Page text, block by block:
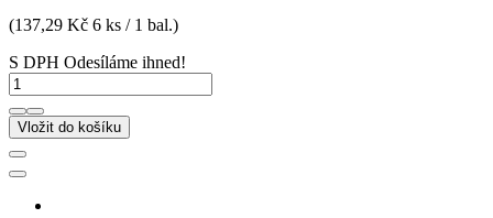
(137,29 Kč 6 ks / 1 bal.)
S DPH Odesíláme ihned!
Vložit do košíku